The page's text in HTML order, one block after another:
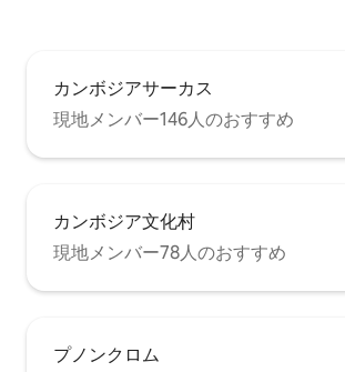
カンボジアサーカス
現地メンバー146人のおすすめ
カンボジア文化村
現地メンバー78人のおすすめ
プノンクロム